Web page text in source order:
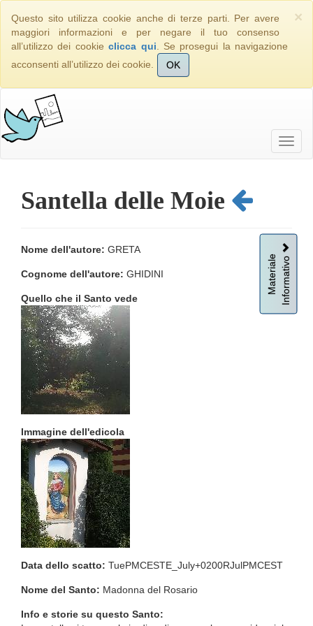
×
Questo sito utilizza cookie anche di terze parti. Per avere
maggiori informazioni e per negare il tuo consenso
all’utilizzo dei cookieclicca qui . Se prosegui la navigazione
acconsenti all’utilizzo dei cookie.
OK
Santella delle Moie
MaterialeInformativo
Nome dell'autore: GRETA
Cognome dell'autore: GHIDINI
Quello che il Santo vede
Immagine dell'edicola
Data dello scatto: TuePMCESTE_July+0200RJulPMCEST
Nome del Santo: Madonna del Rosario
Info e storie su questo Santo: